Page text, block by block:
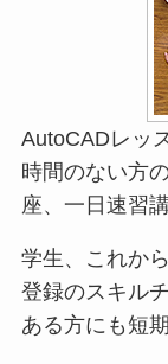
AutoCADレッ
時間のない方
座、一日速習
学生、これか
登録のスキル
ある方にも短